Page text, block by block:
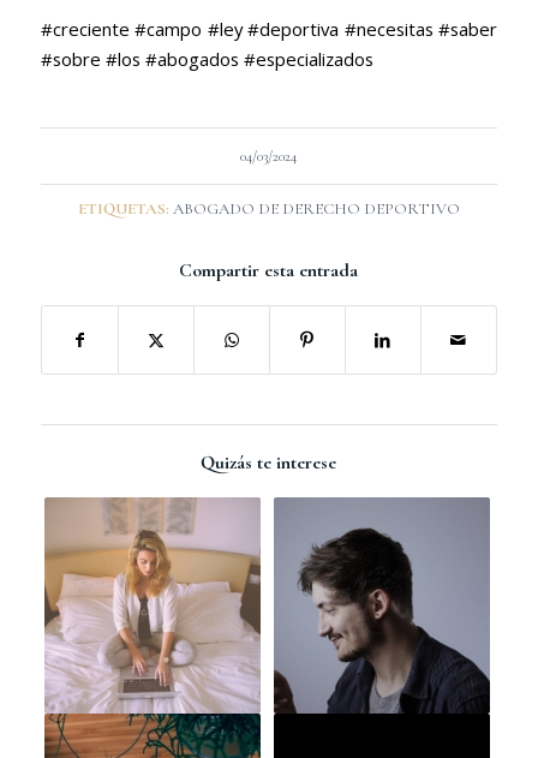
#creciente #campo #ley #deportiva #necesitas #saber
#sobre #los #abogados #especializados
04/03/2024
ETIQUETAS: ABOGADO DE DERECHO DEPORTIVO
Compartir esta entrada
Quizás te interese